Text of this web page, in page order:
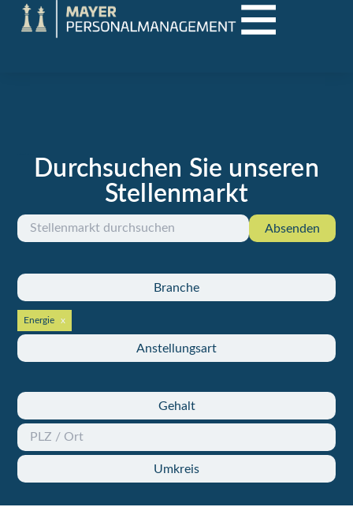
Durchsuchen Sie unseren
Stellenmarkt
Absenden
Branche
Energie
Anstellungsart
Gehalt
Umkreis